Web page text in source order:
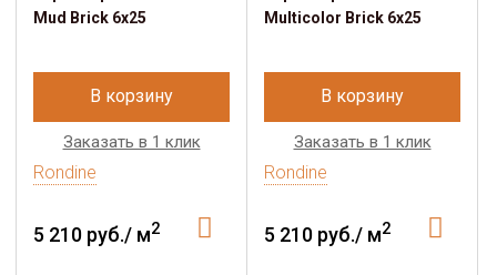
Mud Brick 6x25
В корзину
Заказать в 1 клик
Rondine
5 210 руб./ м2
Multicolor Brick 6x25
В корзину
Заказать в 1 клик
Rondine
5 210 руб./ м2